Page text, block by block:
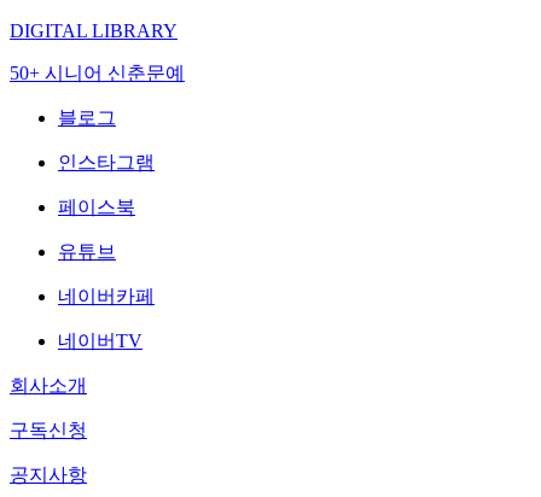
DIGITAL LIBRARY
50+ 시니어 신춘문예
블로그
인스타그램
페이스북
유튜브
네이버카페
네이버TV
회사소개
구독신청
공지사항